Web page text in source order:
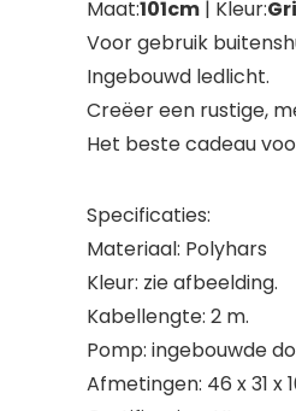
Maat:101cm | Kleur:
Voor gebruik
Ingebouwd ledlicht.
Creëer een rustige,
Het beste cadeau
Specificaties:
Materiaal: Polyhars
Kleur: zie afbeelding.
Kabellengte: 2 m.
Pomp: ingebouwde
Afmetingen: 46 x 31 x